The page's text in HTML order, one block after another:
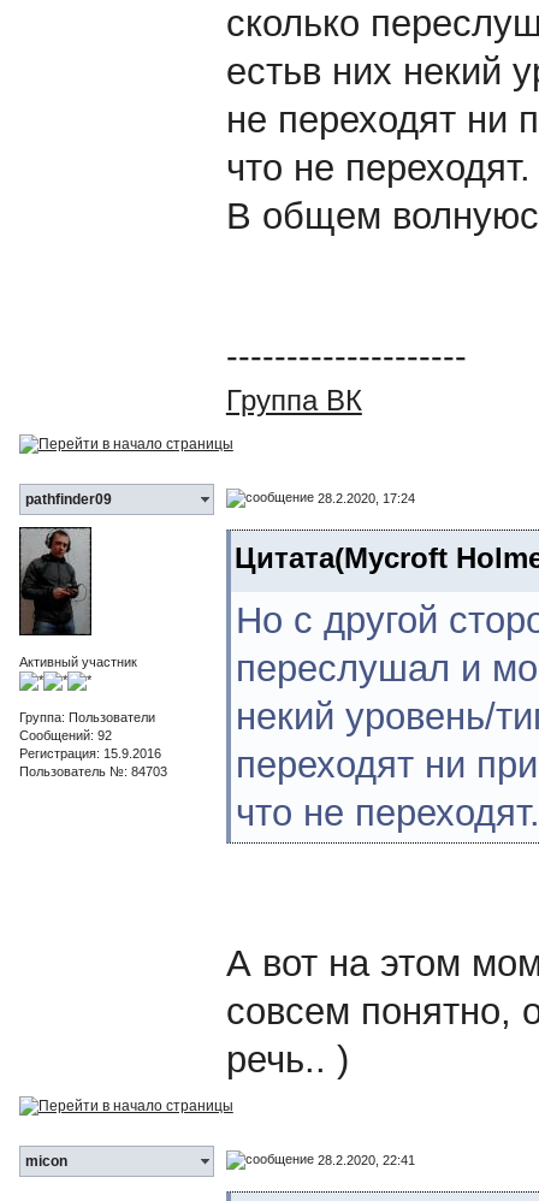
сколько
естьв них некий
не переходят ни
что не переходят.
В общем
--------------------
Группа ВК
pathfinder09 28.2.2020, 17:24
Активный участник
Группа: Пользователи
Сообщений: 92
Регистрация: 15.9.2016
Пользователь №: 84703
Цитата(Mycroft
Но с другой
переслушал и
некий уровень/
переходят ни
что не переходят.
А вот на этом
совсем понятно,
речь.. )
micon 28.2.2020, 22:41